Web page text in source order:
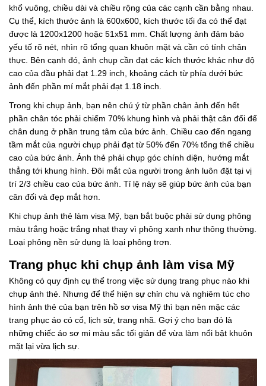
khổ vuông, chiều dài và chiều rộng của các cạnh cần bằng nhau.
Cụ thể, kích thước ảnh là 600x600, kích thước tối đa có thể đạt
được là 1200x1200 hoặc 51x51 mm. Chất lượng ảnh đảm bảo
yếu tố rõ nét, nhìn rõ tổng quan khuôn mặt và cần có tính chân
thực. Bên cạnh đó, ảnh chụp cần đạt các kích thước khác như độ
cao của đầu phải đạt 1.29 inch, khoảng cách từ phía dưới bức
ảnh đến phần mí mắt phải đạt 1.18 inch.
Trong khi chụp ảnh, bạn nên chú ý từ phần chân ảnh đến hết
phần chân tóc phải chiếm 70% khung hình và phải thật cân đối để
chân dung ở phần trung tâm của bức ảnh. Chiều cao đến ngang
tầm mắt của người chụp phải đạt từ 50% đến 70% tổng thể chiều
cao của bức ảnh. Ảnh thẻ phải chụp góc chính diện, hướng mắt
thẳng tới khung hình. Đôi mắt của người trong ảnh luôn đặt tại vị
trí 2/3 chiều cao của bức ảnh. Tỉ lệ này sẽ giúp bức ảnh của bạn
cân đối và đẹp mắt hơn.
Khi chụp ảnh thẻ làm visa Mỹ, bạn bắt buộc phải sử dụng phông
màu trắng hoặc trắng nhạt thay vì phông xanh như thông thường.
Loại phông nền sử dụng là loại phông trơn.
Trang phục khi chụp ảnh làm visa Mỹ
Không có quy định cụ thể trong việc sử dụng trang phục nào khi
chụp ảnh thẻ. Nhưng để thể hiện sự chỉn chu và nghiêm túc cho
hình ảnh thẻ của bạn trên hồ sơ visa Mỹ thì bạn nên mặc các
trang phục áo có cổ, lịch sử, trang nhã. Gợi ý cho bạn đó là
những chiếc áo sơ mi màu sắc tối giản để vừa làm nổi bật khuôn
mặt lại vừa lịch sự.